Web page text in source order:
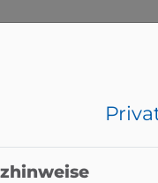
Hier finden